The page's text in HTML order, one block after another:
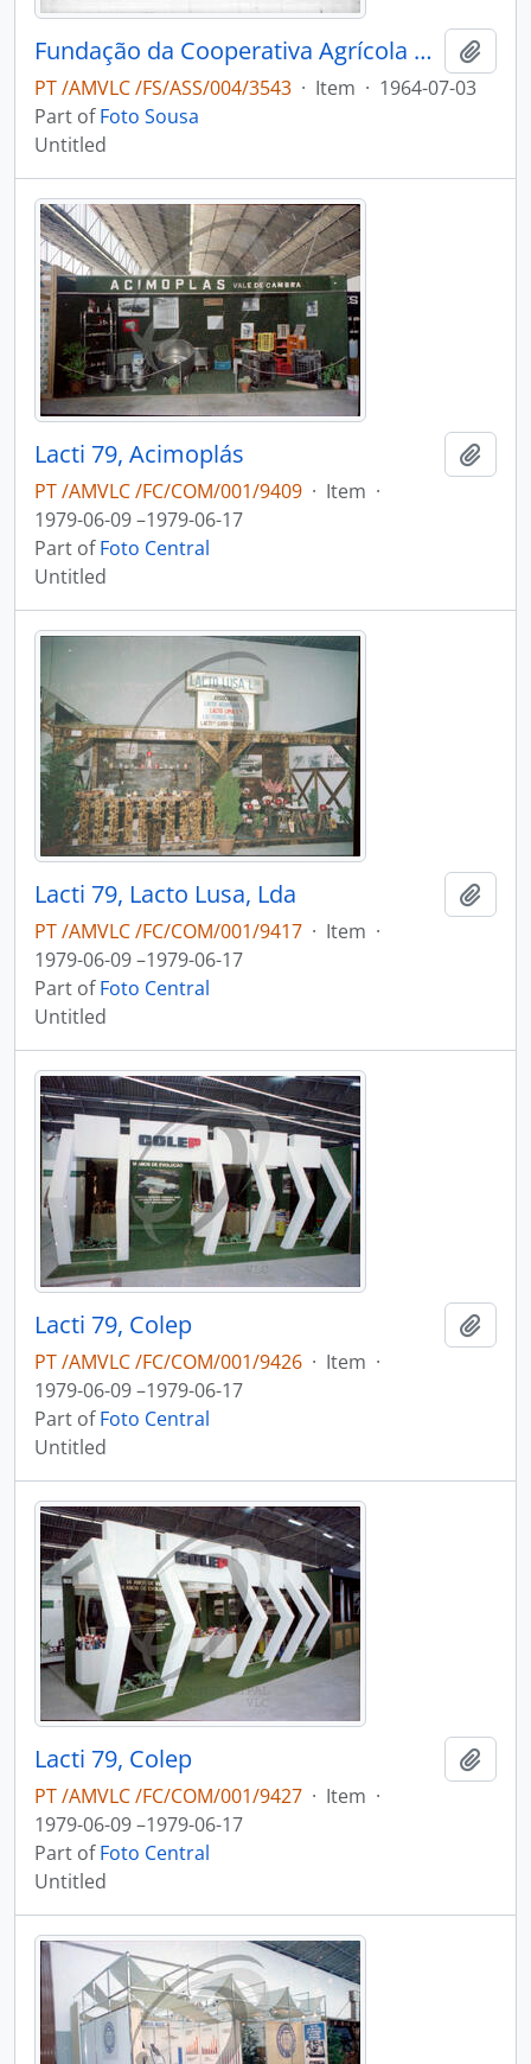
Fundação da Cooperativa Agrícola do Caima
PT /AMVLC /FS/ASS/004/3543 · Item · 1964-07-03
Part ofFoto Sousa
Untitled
Lacti 79, Acimoplás
PT /AMVLC /FC/COM/001/9409 · Item ·
1979-06-09 –1979-06-17
Part ofFoto Central
Untitled
Lacti 79, Lacto Lusa, Lda
PT /AMVLC /FC/COM/001/9417 · Item ·
1979-06-09 –1979-06-17
Part ofFoto Central
Untitled
Lacti 79, Colep
PT /AMVLC /FC/COM/001/9426 · Item ·
1979-06-09 –1979-06-17
Part ofFoto Central
Untitled
Lacti 79, Colep
PT /AMVLC /FC/COM/001/9427 · Item ·
1979-06-09 –1979-06-17
Part ofFoto Central
Untitled